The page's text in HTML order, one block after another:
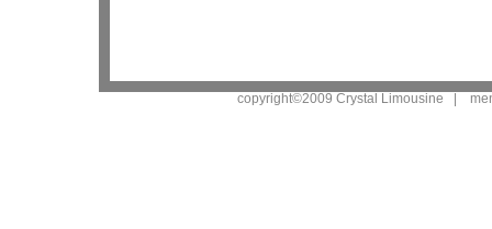
copyright©2009 Crystal Limousine |